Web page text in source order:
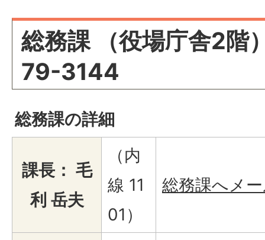
総務課 （役場庁舎2階
79-3144
総務課の詳細
課長： 毛
利 岳夫
（内
線 11
01）
総務課へメ